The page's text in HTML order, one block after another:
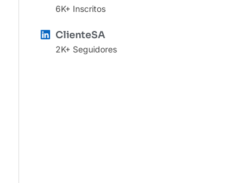
6K+ Inscritos
ClienteSA
2K+ Seguidores